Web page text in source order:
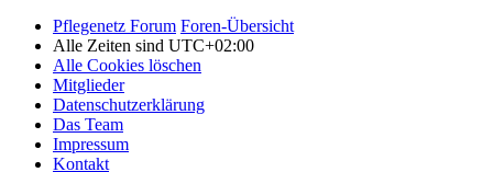
Pflegenetz Forum Foren-Übersicht
Alle Zeiten sind UTC+02:00
Alle Cookies löschen
Mitglieder
Datenschutzerklärung
Das Team
Impressum
Kontakt